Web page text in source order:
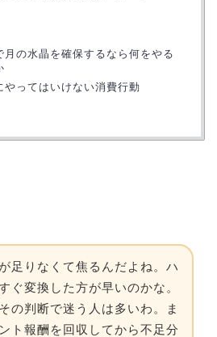
月の水晶を確保するなら何をやる
やってはいけない消費行動
足りなくて焦るんだよね。ハ
ぐ変換した方が早いのかな。
の判断で迷う人は多いわ。ま
ト報酬を回収してから不足分